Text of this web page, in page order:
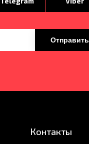
Отправить
Контакты